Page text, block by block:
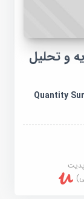
و تحلیل
Quantity